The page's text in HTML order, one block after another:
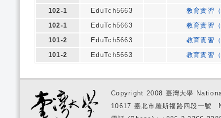
102-1
EduTch5663
教育實習
102-1
EduTch5663
教育實習
101-2
EduTch5663
教育實習
101-2
EduTch5663 教育實習
Copyright 2008 臺灣大學
10617 臺北市羅斯福路四段一